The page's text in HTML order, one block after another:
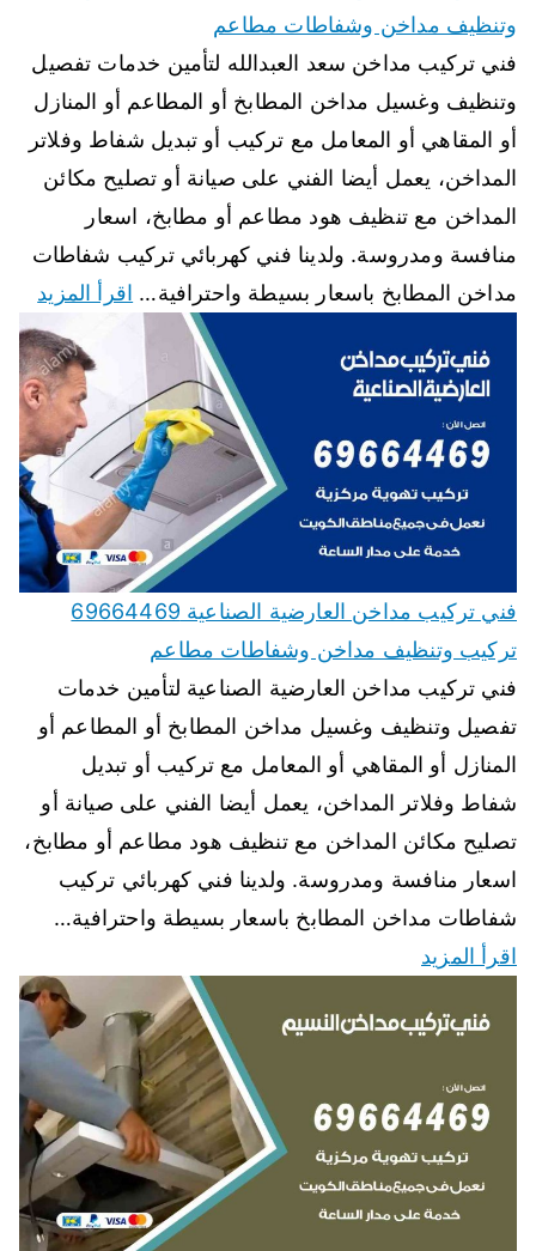
وتنظيف مداخن وشفاطات مطاعم
فني تركيب مداخن سعد العبدالله لتأمين خدمات تفصيل
وتنظيف وغسيل مداخن المطابخ أو المطاعم أو المنازل
أو المقاهي أو المعامل مع تركيب أو تبديل شفاط وفلاتر
المداخن، يعمل أيضا الفني على صيانة أو تصليح مكائن
المداخن مع تنظيف هود مطاعم أو مطابخ، اسعار
منافسة ومدروسة. ولدينا فني كهربائي تركيب شفاطات
مداخن المطابخ باسعار بسيطة واحترافية… اقرأ المزيد
فني تركيب مداخن العارضية الصناعية 69664469
تركيب وتنظيف مداخن وشفاطات مطاعم
فني تركيب مداخن العارضية الصناعية لتأمين خدمات
تفصيل وتنظيف وغسيل مداخن المطابخ أو المطاعم أو
المنازل أو المقاهي أو المعامل مع تركيب أو تبديل
شفاط وفلاتر المداخن، يعمل أيضا الفني على صيانة أو
تصليح مكائن المداخن مع تنظيف هود مطاعم أو مطابخ،
اسعار منافسة ومدروسة. ولدينا فني كهربائي تركيب
شفاطات مداخن المطابخ باسعار بسيطة واحترافية…
اقرأ المزيد